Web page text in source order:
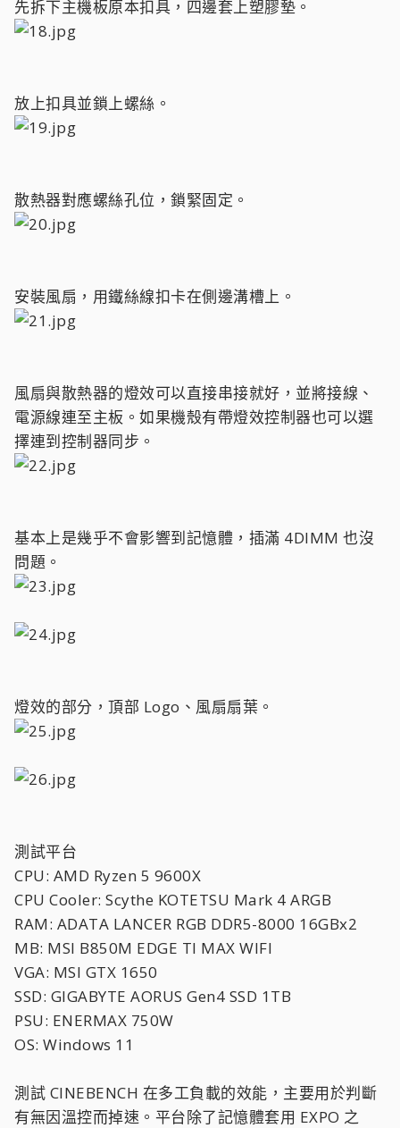
先拆下主機板原本扣具，四邊套上塑膠墊。
放上扣具並鎖上螺絲。
散熱器對應螺絲孔位，鎖緊固定。
安裝風扇，用鐵絲線扣卡在側邊溝槽上。
風扇與散熱器的燈效可以直接串接就好，並將接線、
電源線連至主板。如果機殼有帶燈效控制器也可以選
擇連到控制器同步。
基本上是幾乎不會影響到記憶體，插滿 4DIMM 也沒
問題。
燈效的部分，頂部 Logo、風扇扇葉。
測試平台
CPU: AMD Ryzen 5 9600X
CPU Cooler: Scythe KOTETSU Mark 4 ARGB
RAM: ADATA LANCER RGB DDR5-8000 16GBx2
MB: MSI B850M EDGE TI MAX WIFI
VGA: MSI GTX 1650
SSD: GIGABYTE AORUS Gen4 SSD 1TB
PSU: ENERMAX 750W
OS: Windows 11
測試 CINEBENCH 在多工負載的效能，主要用於判斷
有無因溫控而掉速。平台除了記憶體套用 EXPO 之